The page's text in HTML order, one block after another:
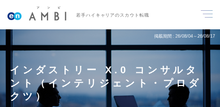
若手ハイキャリアのスカウト転職
掲載期間 26/08/04～26/08/17
インダストリー X.0 コンサルタ
ント（インテリジェント・プロダ
クツ）